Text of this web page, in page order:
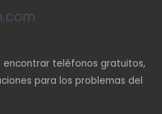
encontrar teléfonos gratuitos,
para los problemas del